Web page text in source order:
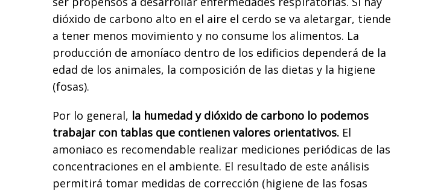
dióxido de carbono alto en el aire el cerdo se va aletargar, tiende
a tener menos movimiento y no consume los alimentos. La
producción de amoníaco dentro de los edificios dependerá de la
edad de los animales, la composición de las dietas y la higiene
(fosas).
Por lo general, la humedad y dióxido de carbono lo podemos
trabajar con tablas que contienen valores orientativos. El
amoniaco es recomendable realizar mediciones periódicas de las
concentraciones en el ambiente. El resultado de este análisis
permitirá tomar medidas de corrección (higiene de las fosas